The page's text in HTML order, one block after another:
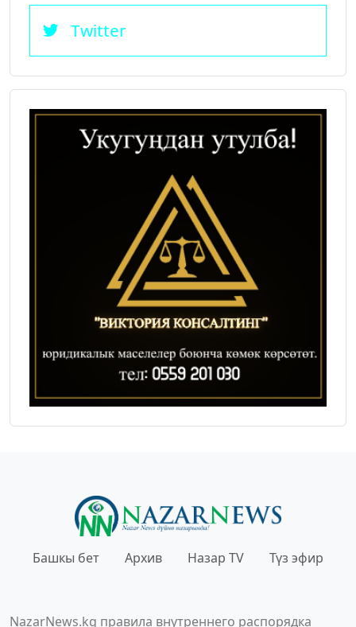
Twitter
Башкы бет Архив Назар TV Түз эфир
NazarNews.kg правила внутреннего распорядка